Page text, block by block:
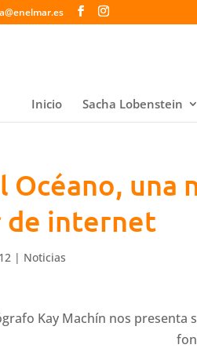
Inicio Sacha Lobenstein
Océano, una
de internet
| Noticias
Kay Machín nos presenta